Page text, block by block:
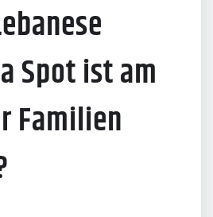
Spot ist am
Familien